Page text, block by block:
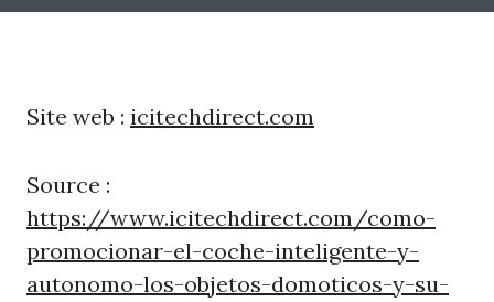
Site web : icitechdirect.com
Source :
https://www.icitechdirect.com/como-
promocionar-el-coche-inteligente-y-
autonomo-los-objetos-domoticos-y-su-